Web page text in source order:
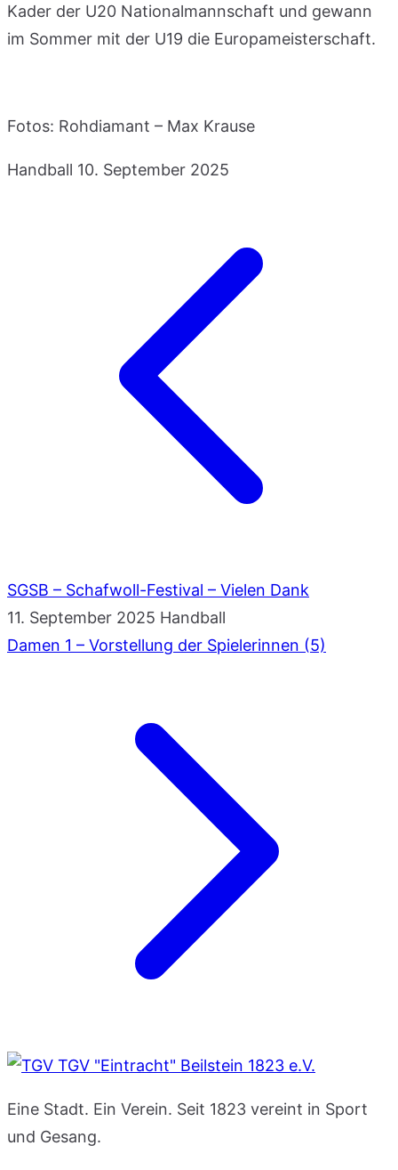
Kader der U20 Nationalmannschaft und gewann
im Sommer mit der U19 die Europameisterschaft.
Fotos: Rohdiamant – Max Krause
Handball 10. September 2025
SGSB – Schafwoll-Festival – Vielen Dank
11. September 2025 Handball
Damen 1 – Vorstellung der Spielerinnen (5)
TGV "Eintracht" Beilstein 1823 e.V.
Eine Stadt. Ein Verein. Seit 1823 vereint in Sport
und Gesang.